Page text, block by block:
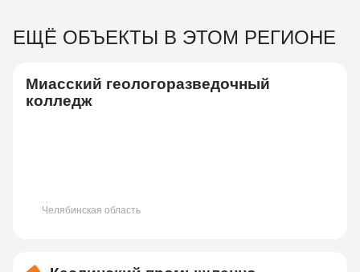
ЕЩЁ ОБЪЕКТЫ В ЭТОМ РЕГИОНЕ
Миасский геологоразведочный
колледж
Челябинская область